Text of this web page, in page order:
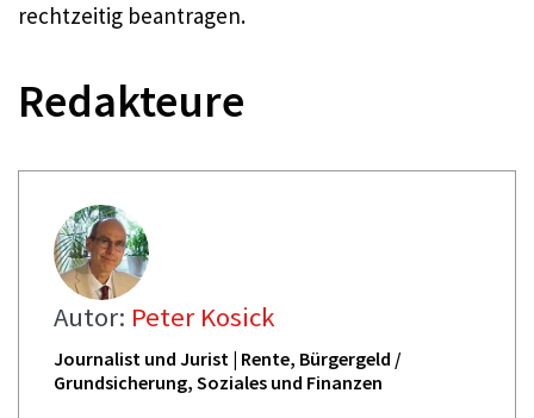
rechtzeitig beantragen.
Redakteure
Autor: Peter Kosick
Journalist und Jurist | Rente, Bürgergeld /
Grundsicherung, Soziales und Finanzen